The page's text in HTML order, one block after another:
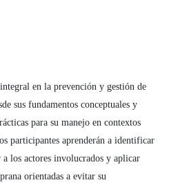
en la prevención y gestión de
sus fundamentos conceptuales y
para su manejo en contextos
participantes aprenderán a identificar
los actores involucrados y aplicar
orientadas a evitar su